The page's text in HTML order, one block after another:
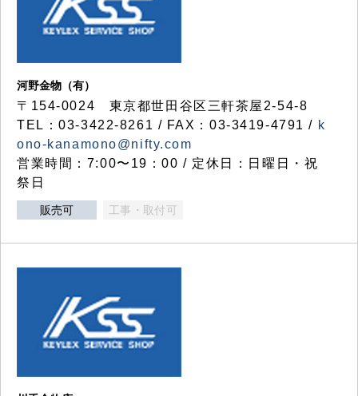
河野金物（有）
〒154-0024 東京都世田谷区三軒茶屋2-54-8
TEL：03-3422-8261 / FAX：03-3419-4791 / k
ono-kanamono@nifty.com
営業時間：7:00〜19：00 / 定休日：日曜日・祝
祭日
販売可 工事・取付可